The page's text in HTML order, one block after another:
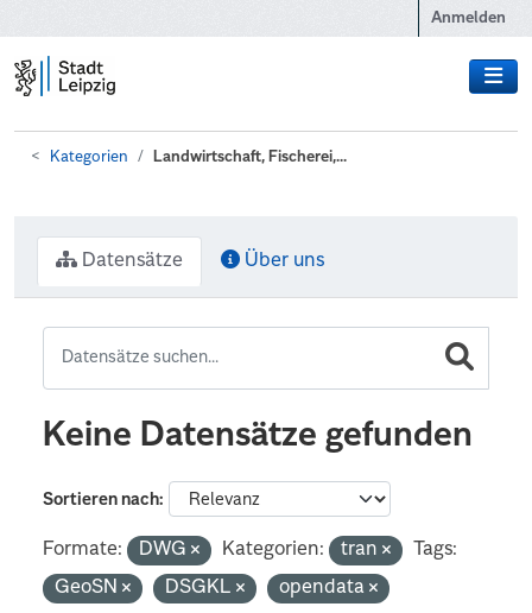
Anmelden
Kategorien Landwirtschaft, Fischerei,...
Datensätze Über uns
Keine Datensätze gefunden
Sortieren nach
Formate: DWG Kategorien: tran
Tags:
GeoSN
DSGKL opendata